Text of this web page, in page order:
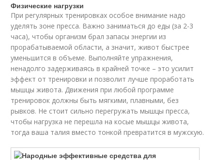
Физические нагрузки
При регулярных тренировках особое внимание надо
уделять зоне пресса. Важно заниматься до еды (за 2-3
часа), чтобы организм брал запасы энергии из
прорабатываемой области, а значит, живот быстрее
уменьшится в объеме. Выполняйте упражнения,
ненадолго задерживаясь в крайней точке – это усилит
эффект от тренировки и позволит лучше проработать
мышцы живота. Движения при любой программе
тренировок должны быть мягкими, плавными, без
рывков. Не стоит сильно перегружать мышцы пресса,
чтобы нагрузка не перешла на косые мышцы живота,
тогда ваша талия вместо тонкой превратится в мужскую.